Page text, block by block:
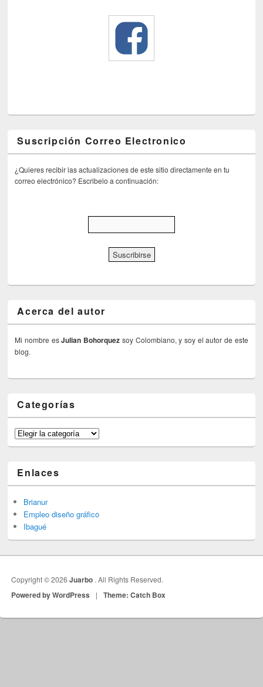
Suscripción Correo Electronico
¿Quieres recibir las actualizaciones de este sitio directamente en tu
correo electrónico? Escribelo a continuación:
Acerca del autor
Mi nombre esJulian Bohorquez soy Colombiano, y soy el autor de este
blog.
Categorías
Categorías
Enlaces
Brianur
Empleo diseño gráfico
Ibagué
Copyright © 2026Juarbo . All Rights Reserved.
Powered by WordPress | Theme: Catch Box